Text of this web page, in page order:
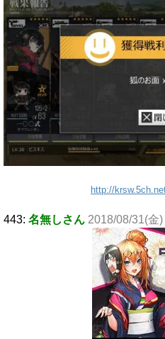
http://
443: 名無しさん 2018/08/31(金